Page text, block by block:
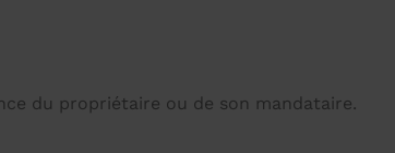
du propriétaire ou de son mandataire.